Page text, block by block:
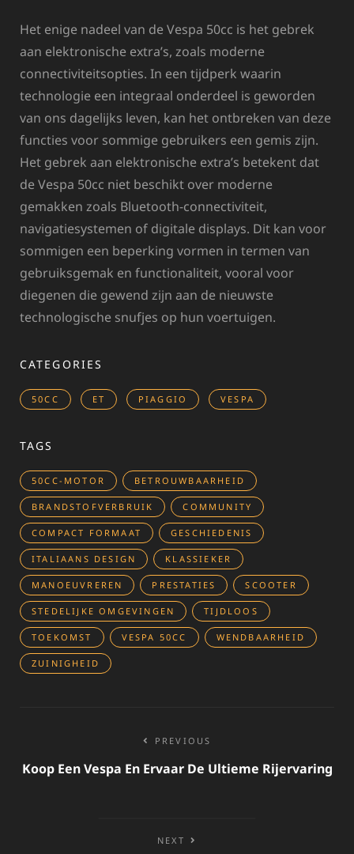
Het enige nadeel van de Vespa 50cc is het gebrek
aan elektronische extra’s, zoals moderne
connectiviteitsopties. In een tijdperk waarin
technologie een integraal onderdeel is geworden
van ons dagelijks leven, kan het ontbreken van deze
functies voor sommige gebruikers een gemis zijn.
Het gebrek aan elektronische extra’s betekent dat
de Vespa 50cc niet beschikt over moderne
gemakken zoals Bluetooth-connectiviteit,
navigatiesystemen of digitale displays. Dit kan voor
sommigen een beperking vormen in termen van
gebruiksgemak en functionaliteit, vooral voor
diegenen die gewend zijn aan de nieuwste
technologische snufjes op hun voertuigen.
CATEGORIES
50CC ET PIAGGIO VESPA
TAGS
50CC-MOTOR BETROUWBAARHEID
BRANDSTOFVERBRUIK COMMUNITY
COMPACT FORMAAT GESCHIEDENIS
ITALIAANS DESIGN KLASSIEKER
MANOEUVREREN PRESTATIES SCOOTER
STEDELIJKE OMGEVINGEN TIJDLOOS
TOEKOMST VESPA 50CC WENDBAARHEID
ZUINIGHEID
navigatie
PREVIOUS
Koop Een Vespa En Ervaar De Ultieme Rijervaring
NEXT